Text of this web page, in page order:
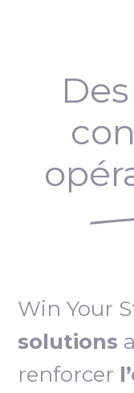
Win Your
solutions
renforcer